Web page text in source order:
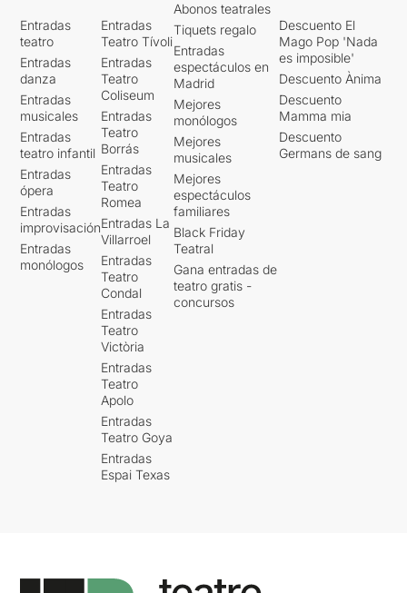
Entradas
teatro
Entradas
danza
Entradas
musicales
Entradas
teatro infantil
Entradas
ópera
Entradas
improvisación
Entradas
monólogos
Entradas
Teatro Tívoli
Entradas
Teatro
Coliseum
Entradas
Teatro
Borrás
Entradas
Teatro
Romea
Entradas La
Villarroel
Entradas
Teatro
Condal
Entradas
Teatro
Victòria
Entradas
Teatro
Apolo
Entradas
Teatro Goya
Entradas
Espai Texas
Abonos teatrales
Tiquets regalo
Entradas
espectáculos en
Madrid
Mejores
monólogos
Mejores
musicales
Mejores
espectáculos
familiares
Black Friday
Teatral
Gana entradas de
teatro gratis -
concursos
Descuento El
Mago Pop 'Nada
es imposible'
Descuento Ànima
Descuento
Mamma mia
Descuento
Germans de sang